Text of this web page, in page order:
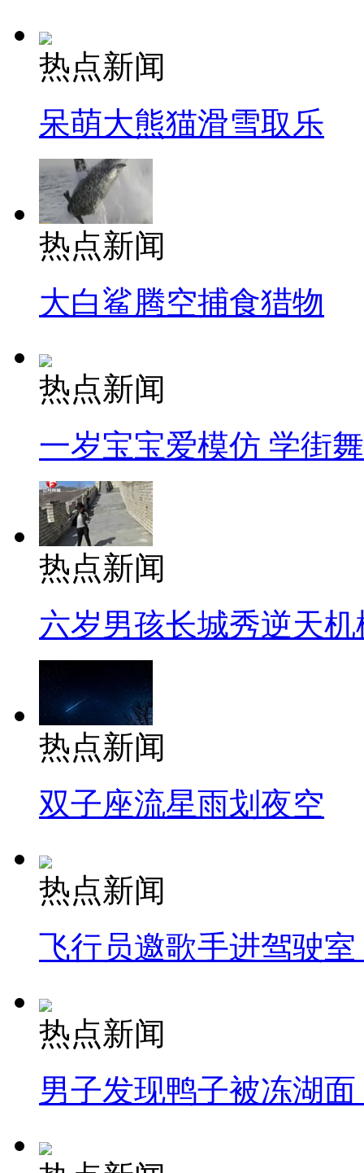
热点新闻
呆萌大熊猫滑雪取乐
热点新闻
大白鲨腾空捕食猎物
热点新闻
一岁宝宝爱模仿 学街
热点新闻
六岁男孩长城秀逆天机
热点新闻
双子座流星雨划夜空
热点新闻
飞行员邀歌手进驾驶
热点新闻
男子发现鸭子被冻湖